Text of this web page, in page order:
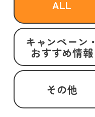
ALL
キャンペーン・
おすすめ情報
その他